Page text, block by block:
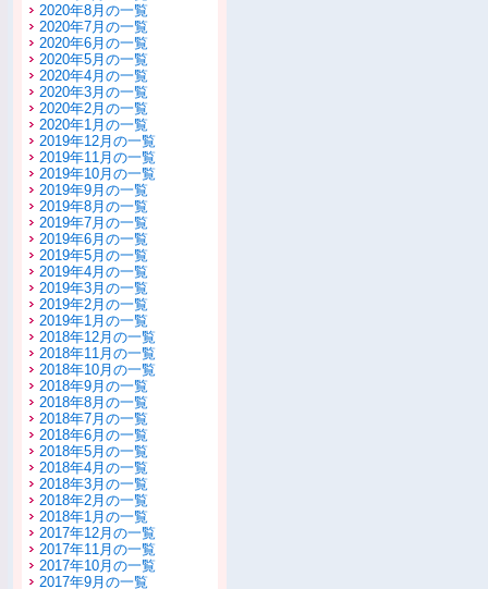
2020年8月の一覧
2020年7月の一覧
2020年6月の一覧
2020年5月の一覧
2020年4月の一覧
2020年3月の一覧
2020年2月の一覧
2020年1月の一覧
2019年12月の一覧
2019年11月の一覧
2019年10月の一覧
2019年9月の一覧
2019年8月の一覧
2019年7月の一覧
2019年6月の一覧
2019年5月の一覧
2019年4月の一覧
2019年3月の一覧
2019年2月の一覧
2019年1月の一覧
2018年12月の一覧
2018年11月の一覧
2018年10月の一覧
2018年9月の一覧
2018年8月の一覧
2018年7月の一覧
2018年6月の一覧
2018年5月の一覧
2018年4月の一覧
2018年3月の一覧
2018年2月の一覧
2018年1月の一覧
2017年12月の一覧
2017年11月の一覧
2017年10月の一覧
2017年9月の一覧